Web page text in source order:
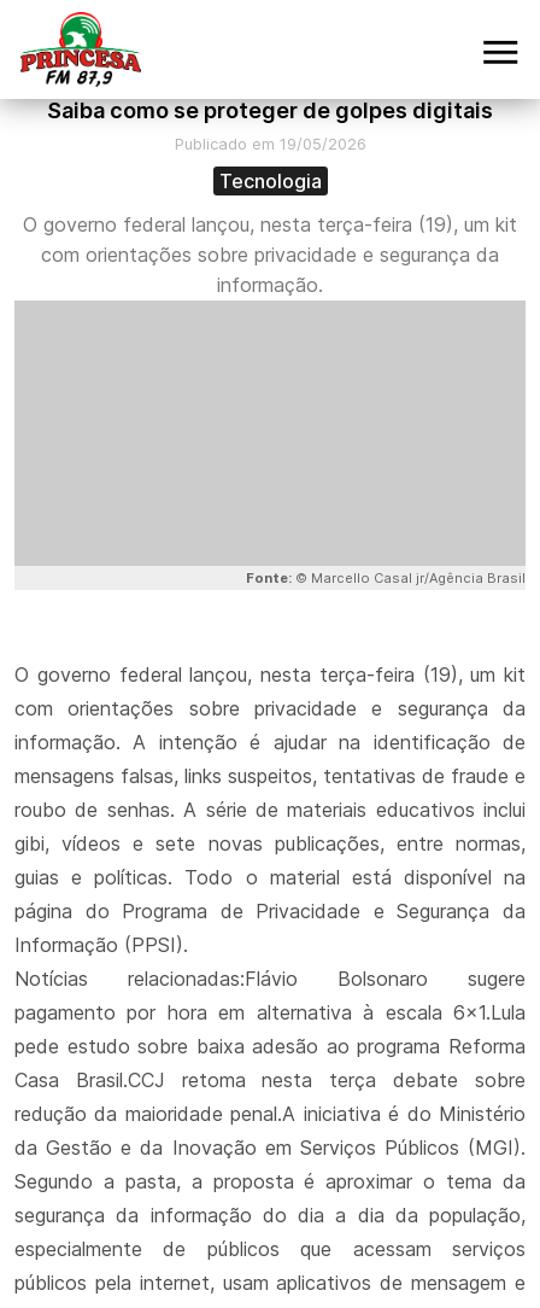
Saiba como se proteger de golpes digitais
Publicado em 19/05/2026
Tecnologia
O governo federal lançou, nesta terça-feira (19), um kit
com orientações sobre privacidade e segurança da
informação.
Fonte: © Marcello Casal jr/Agência Brasil
O governo federal lançou, nesta terça-feira (19), um kit
com orientações sobre privacidade e segurança da
informação. A intenção é ajudar na identificação de
mensagens falsas, links suspeitos, tentativas de fraude e
roubo de senhas. A série de materiais educativos inclui
gibi, vídeos e sete novas publicações, entre normas,
guias e políticas. Todo o material está disponível na
página do Programa de Privacidade e Segurança da
Informação (PPSI).
Notícias relacionadas:Flávio Bolsonaro sugere
pagamento por hora em alternativa à escala 6x1.Lula
pede estudo sobre baixa adesão ao programa Reforma
Casa Brasil.CCJ retoma nesta terça debate sobre
redução da maioridade penal.A iniciativa é do Ministério
da Gestão e da Inovação em Serviços Públicos (MGI).
Segundo a pasta, a proposta é aproximar o tema da
segurança da informação do dia a dia da população,
especialmente de públicos que acessam serviços
públicos pela internet, usam aplicativos de mensagem e